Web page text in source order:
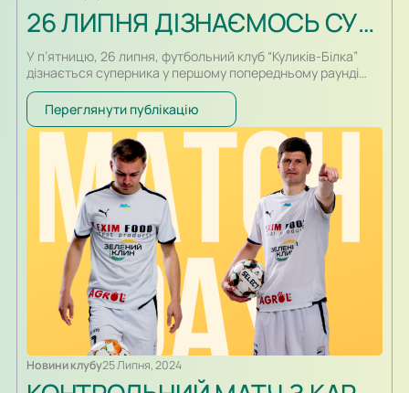
26 ЛИПНЯ ДІЗНАЄМОСЬ СУПЕРНИКА У КУБКУ УКРАЇНИ. ТРАНСЛЯЦІЯ
У п’ятницю, 26 липня, футбольний клуб “Куликів-Білка”
дізнається суперника у першому попередньому раунді
Кубка України з футболу. На звітній стадії свій шлях у
турнірі розпочнуть 32 команди – 17 представників Першої
ліги, 13 команд-учасниць Другої ліги, а також пара
фіналістів Кубку України серед аматорів минулого сезону.
Свого першого суперника в когорті професіоналів
дізнається і ФК…
Переглянути публікацію
Новини клубу25 Липня, 2024